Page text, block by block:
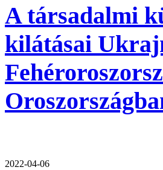
A társadalmi
kilátásai
2022-04-06